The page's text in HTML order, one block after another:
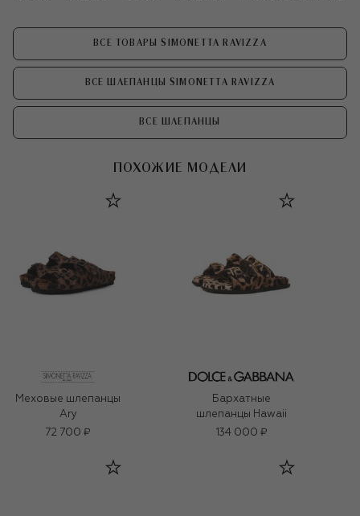
ВСЕ ТОВАРЫ SIMONETTA RAVIZZA
ВСЕ ШЛЕПАНЦЫ SIMONETTA RAVIZZA
ВСЕ ШЛЕПАНЦЫ
ПОХОЖИЕ МОДЕЛИ
Меховые шлепанцы
Ary
72 700 ₽
Бархатные
шлепанцы Hawaii
134 000 ₽